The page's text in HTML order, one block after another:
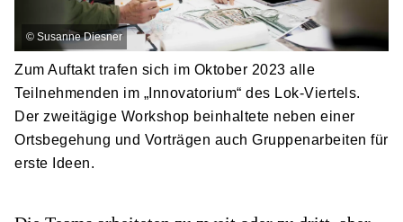
© Susanne Diesner
Zum Auftakt trafen sich im Oktober 2023 alle
Teilnehmenden im „Innovatorium“ des Lok-Viertels.
Der zweitägige Workshop beinhaltete neben einer
Ortsbegehung und Vorträgen auch Gruppenarbeiten für
erste Ideen.